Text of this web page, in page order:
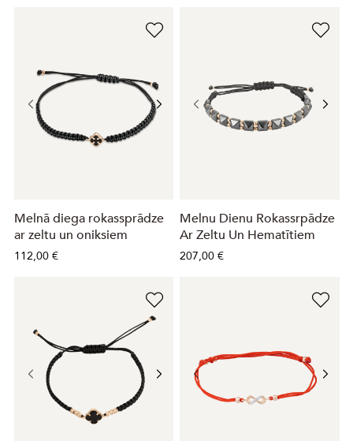
Melnā diega rokassprādze
ar zeltu un oniksiem
112,00 €
Melnu Dienu Rokassrpādze
Ar Zeltu Un Hematītiem
207,00 €